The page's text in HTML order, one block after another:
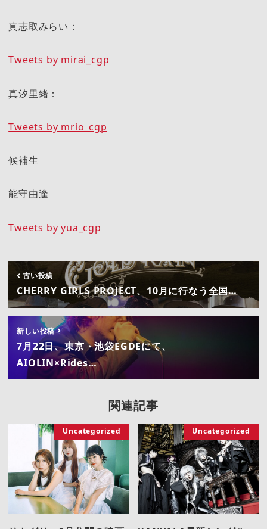
真志取みらい：
Tweets by mirai_cgp
真汐里緒：
Tweets by mrio_cgp
候補生
能守由逢
Tweets by yua_cgp
古い投稿
CHERRY GIRLS PROJECT、10月に行なう全国…
新しい投稿
7月22日、東京・池袋EGDEにて、
AIOLIN×Rides…
関連記事
Uncategorized Uncategorized